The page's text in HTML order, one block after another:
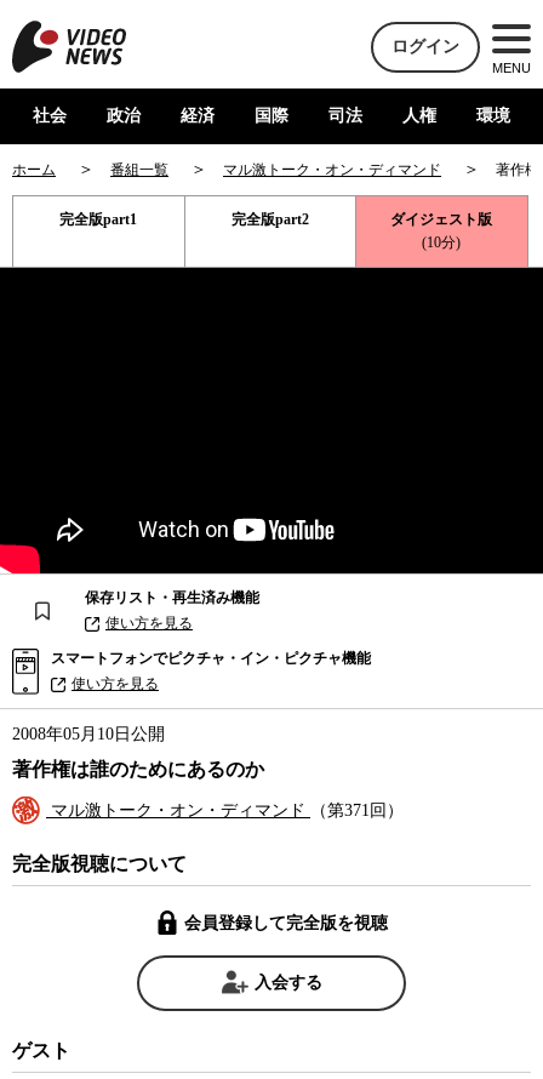
ログイン
MENU
社会 政治 経済 国際 司法 人権 環境
ホーム 番組一覧 マル激トーク・オン・ディマンド 著作権
完全版part1 完全版part2
ダイジェスト版
(10分)
保存リスト・再生済み機能
使い方を見る
スマートフォンでピクチャ・イン・ピクチャ機能
使い方を見る
2008年05月10日公開
著作権は誰のためにあるのか
マル激トーク・オン・ディマンド （第371回）
完全版視聴について
会員登録して完全版を視聴
入会する
ゲスト